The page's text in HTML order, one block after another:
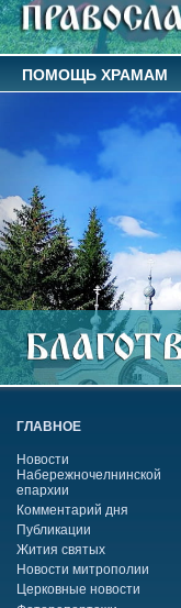
ПОМОЩЬ ХРАМАМ
ГЛАВНОЕ
Новости
Набережночелнинской
епархии
Комментарий дня
Публикации
Жития святых
Новости митрополии
Церковные новости